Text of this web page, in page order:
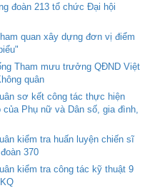
đoàn 213 tổ chức Đại hội
quan xây dựng đơn vị điểm
Tham mưu trưởng QĐND Việt
quân
sơ kết công tác thực hiện
Phụ nữ và Dân số, gia đình,
kiểm tra huấn luyện chiến sĩ
370
kiểm tra công tác kỹ thuật 9